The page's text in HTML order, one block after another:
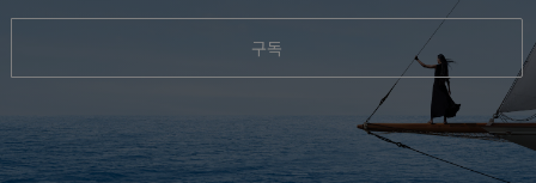
구독